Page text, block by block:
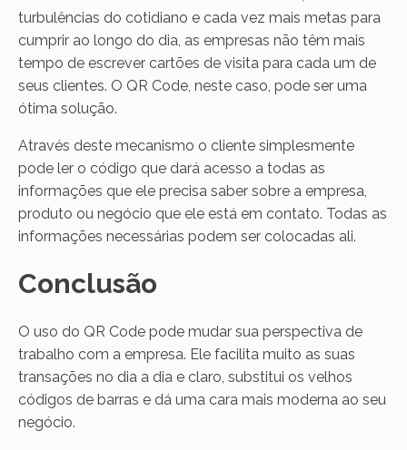
turbulências do cotidiano e cada vez mais metas para
cumprir ao longo do dia, as empresas não têm mais
tempo de escrever cartões de visita para cada um de
seus clientes. O QR Code, neste caso, pode ser uma
ótima solução.
Através deste mecanismo o cliente simplesmente
pode ler o código que dará acesso a todas as
informações que ele precisa saber sobre a empresa,
produto ou negócio que ele está em contato. Todas as
informações necessárias podem ser colocadas ali.
Conclusão
O uso do QR Code pode mudar sua perspectiva de
trabalho com a empresa. Ele facilita muito as suas
transações no dia a dia e claro, substitui os velhos
códigos de barras e dá uma cara mais moderna ao seu
negócio.